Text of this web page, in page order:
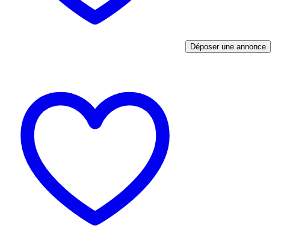
Déposer une annonce